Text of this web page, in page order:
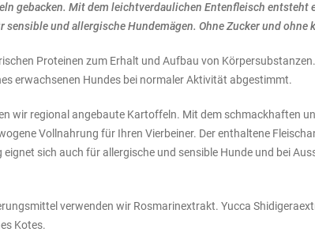
gebacken. Mit dem leichtverdaulichen Entenfleisch entsteht
sensible und allergische Hundemägen. Ohne Zucker und
Proteinen zum Erhalt und Aufbau von
erwachsenen Hundes bei normaler Aktivität abgestimmt.
wir regional angebaute Kartoffeln. Mit dem schmackhaften
Vollnahrung für Ihren Vierbeiner. Der enthaltene
sich auch für allergische und sensible Hunde und bei
verwenden wir Rosmarinextrakt. Yucca
Kotes.